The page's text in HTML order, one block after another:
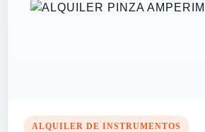
ALQUILER DE INSTRUMENTOS